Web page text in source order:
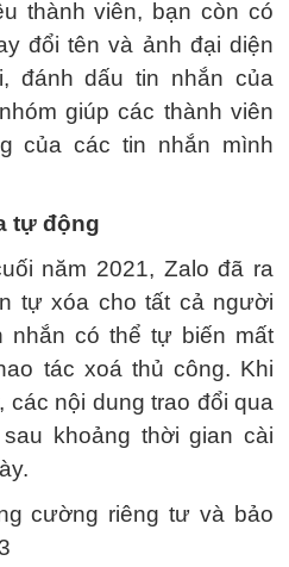
thành viên, bạn còn có
đổi tên và ảnh đại diện
đánh dấu tin nhắn của
giúp các thành viên
của các tin nhắn mình
tự động
năm 2021, Zalo đã ra
tự xóa cho tất cả người
nhắn có thể tự biến mất
tác xoá thủ công. Khi
các nội dung trao đổi qua
khoảng thời gian cài